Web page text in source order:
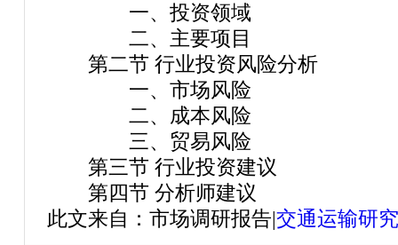
一、投资领域
二、主要项目
第二节 行业投资风险分析
一、市场风险
二、成本风险
三、贸易风险
第三节 行业投资建议
第四节 分析师建议
此文来自：市场调研报告|交通运输研